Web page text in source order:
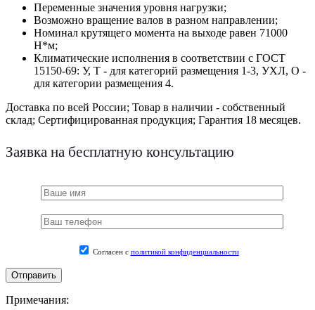
Переменные значения уровня нагрузки;
Возможно вращение валов в разном направлении;
Номинал крутящего момента на выходе равен 71000
Н*м;
Климатические исполнения в соответствии с ГОСТ
15150-69: У, Т - для категорий размещения 1-3, УХЛ, О -
для категории размещения 4.
Доставка по всей России; Товар в наличии - собственный
склад; Сертифицированная продукция; Гарантия 18 месяцев.
Заявка на бесплатную консультацию
Согласен с политикой конфиденциальности
Примечания: